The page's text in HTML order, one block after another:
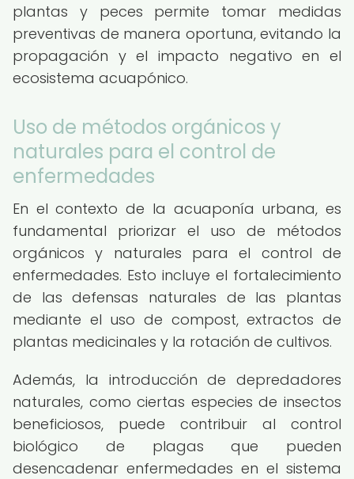
plantas y peces permite tomar medidas
preventivas de manera oportuna, evitando la
propagación y el impacto negativo en el
ecosistema acuapónico.
Uso de métodos orgánicos y
naturales para el control de
enfermedades
En el contexto de la acuaponía urbana, es
fundamental priorizar el uso de métodos
orgánicos y naturales para el control de
enfermedades. Esto incluye el fortalecimiento
de las defensas naturales de las plantas
mediante el uso de compost, extractos de
plantas medicinales y la rotación de cultivos.
Además, la introducción de depredadores
naturales, como ciertas especies de insectos
beneficiosos, puede contribuir al control
biológico de plagas que pueden
desencadenar enfermedades en el sistema